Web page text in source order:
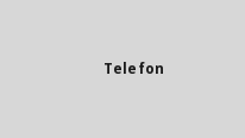
Telefon